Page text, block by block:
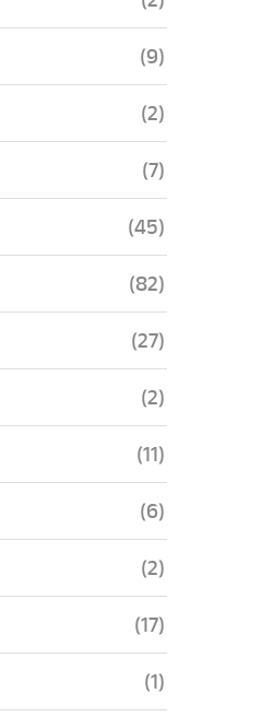
(9)
(2)
(7)
(45)
(82)
(27)
(2)
(11)
(6)
(2)
(17)
(1)